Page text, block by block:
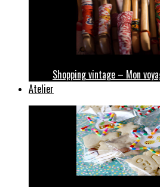
Shopping vintage – Mon
Atelier